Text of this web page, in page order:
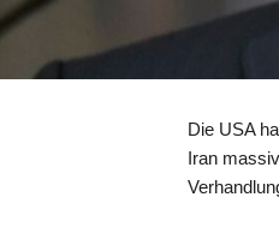
Die USA
Iran